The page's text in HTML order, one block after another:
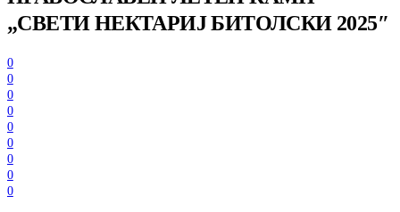
„СВЕТИ НЕКТАРИЈ БИТОЛСКИ 2025″
0
0
0
0
0
0
0
0
0